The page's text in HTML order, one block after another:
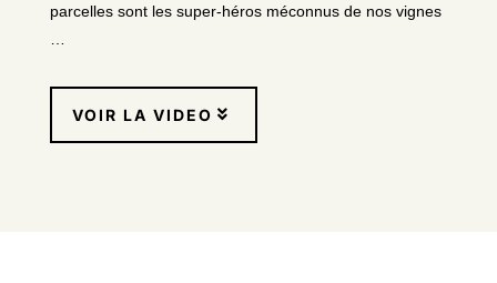
parcelles sont les super-héros méconnus de nos vignes
VOIR LA VIDEO